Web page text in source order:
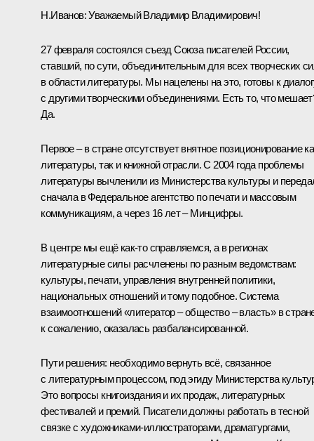
Н.Иванов:Уважаемый Владимир Владимирович!
27 февраля состоялся съезд Союза писателей России,
ставший, по сути, объединительным для всех творческих
в области литературы. Мы нацелены на это, готовы к
с другими творческими объединениями. Есть то, что
Да.
Первое – в стране отсутствует внятное позиционирование
литературы, так и книжной отрасли. С 2004 года проблемы
литературы вычленили из Министерства культуры и
сначала в Федеральное агентство по печати и массовым
коммуникациям, а через 16 лет – Минцифры.
В центре мы ещё как-то справляемся, а в регионах
литературные силы расчленены по разным ведомствам:
культуры, печати, управления внутренней политики,
национальных отношений и тому подобное. Система
взаимоотношений «литератор – общество – власть» в
к сожалению, оказалась разбалансированной.
Пути решения: необходимо вернуть всё, связанное
с литературным процессом, под эгиду Министерства
Это вопросы книгоиздания и их продаж, литературных
фестивалей и премий. Писатели должны работать в тесной
связке с художниками-иллюстраторами, драматургами,